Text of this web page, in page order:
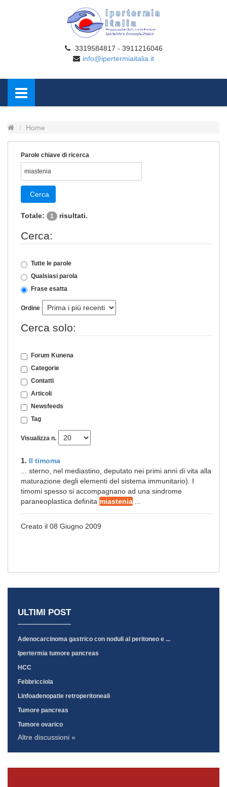
3319584817 - 3911216046
info@ipertermiaitalia.it
Home
Parole chiave di ricerca
Cerca
Totale: 1 risultati.
Cerca:
Tutte le parole
Qualsiasi parola
Frase esatta
Ordine
Cerca solo:
Forum Kunena
Categorie
Contatti
Articoli
Newsfeeds
Tag
Visualizza n.
1. Il timoma
... sterno, nel mediastino, deputato nei primi anni di vita alla
maturazione degli elementi del sistema immunitario). I
timomi spesso si accompagnano ad una sindrome
paraneoplastica definita miastenia
Creato il 08 Giugno 2009
ULTIMI POST
Adenocarcinoma gastrico con noduli al peritoneo e ...
Ipertermia tumore pancreas
HCC
Febbricciola
Linfoadenopatie retroperitoneali
Tumore pancreas
Tumore ovarico
Altre discussioni »